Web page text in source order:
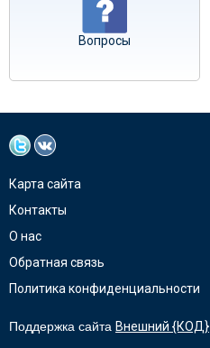
Вопросы
Карта сайта
Контакты
О нас
Обратная связь
Политика конфиденциальности
Поддержка сайта Внешний {КОД}